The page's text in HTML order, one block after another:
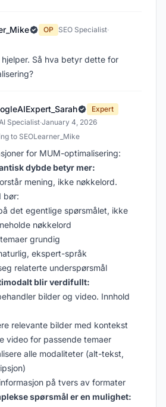
OP SEO Specialist·
Så hva betyr dette for
Expert
Specialist·January 4, 2026
to SEOLearner_Mike
for MUM-optimalisering:
dybde betyr mer:
mening, ikke nøkkelord.
bør:
det egentlige spørsmålet, ikke
nøkkelord
grundig
ekspert-språk
relaterte underspørsmål
blir verdifullt:
bilder og video. Innhold
relevante bilder med kontekst
video for passende temaer
alle modaliteter (alt-tekst,
på tvers av formater
spørsmål er en mulighet: